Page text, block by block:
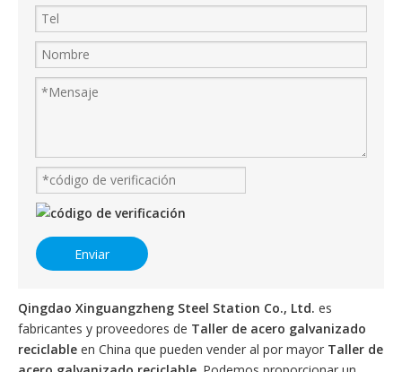
Enviar
Qingdao Xinguangzheng Steel Station Co., Ltd. es
fabricantes y proveedores de Taller de acero galvanizado
reciclable en China que pueden vender al por mayor Taller de